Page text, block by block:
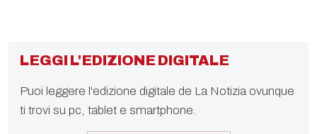
LEGGI L'EDIZIONE DIGITALE
Puoi leggere l'edizione digitale de La Notizia ovunque
ti trovi su pc, tablet e smartphone.